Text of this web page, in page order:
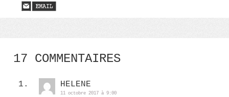
17 COMMENTAIRES
HELENE
11 octobre 2017 à 9:00